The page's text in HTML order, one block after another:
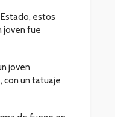
estos
joven fue
joven
con un tatuaje